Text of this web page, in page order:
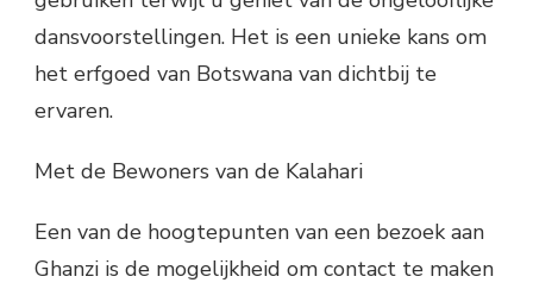
dansvoorstellingen. Het is een unieke kans om
het erfgoed van Botswana van dichtbij te
ervaren.
Met de Bewoners van de Kalahari
Een van de hoogtepunten van een bezoek aan
Ghanzi is de mogelijkheid om contact te maken